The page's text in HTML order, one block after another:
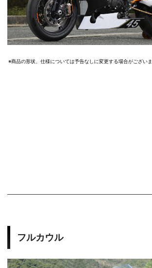
※商品の形状、仕様については予告なしに変更する場合がござい
1
5
-
フルカウル